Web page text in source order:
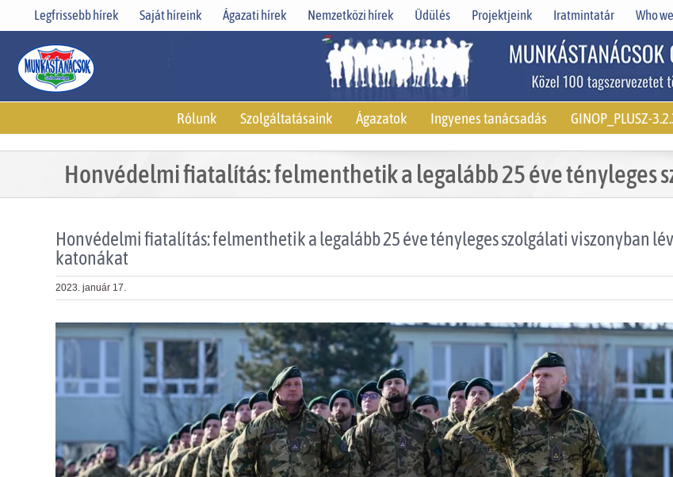
Legfrissebb hírek Saját híreink Ágazati hírek Nemzetközi hírek Üdülés Projektjeink Iratmintatár Who
Rólunk Szolgáltatásaink Ágazatok Ingyenes tanácsadás GINOP_PLUSZ-
Honvédelmi fiatalítás: felmenthetik a legalább 25 éve tényleges
Honvédelmi fiatalítás: felmenthetik a legalább 25 éve tényleges szolgálati viszonyban
katonákat
2023. január 17.
View
Larger